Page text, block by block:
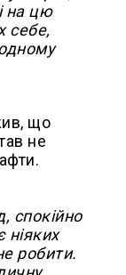
на цю
себе,
що
не
спокійно
ніяких
робити.